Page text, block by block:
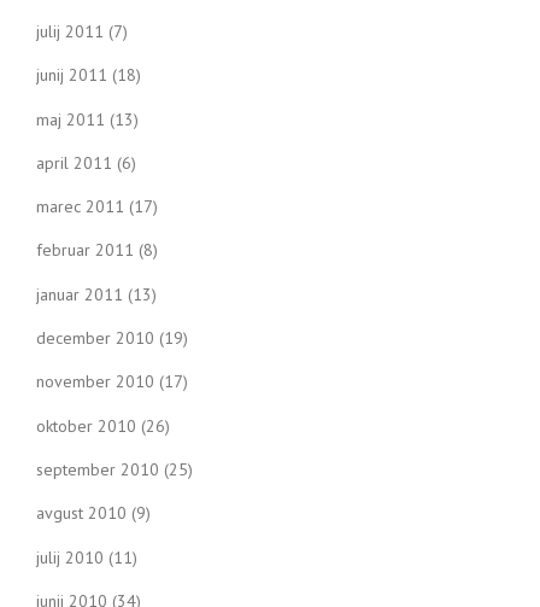
julij 2011 (7)
junij 2011 (18)
maj 2011 (13)
april 2011 (6)
marec 2011 (17)
februar 2011 (8)
januar 2011 (13)
december 2010 (19)
november 2010 (17)
oktober 2010 (26)
september 2010 (25)
avgust 2010 (9)
julij 2010 (11)
junij 2010 (34)